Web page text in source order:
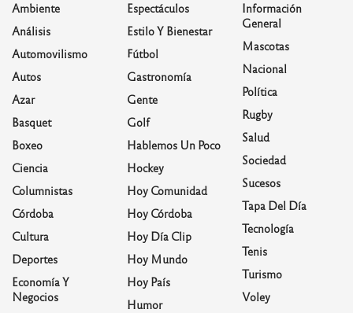
Ambiente
Análisis
Automovilismo
Autos
Azar
Basquet
Boxeo
Ciencia
Columnistas
Córdoba
Cultura
Deportes
Economía Y
Negocios
Espectáculos
Estilo Y Bienestar
Fútbol
Gastronomía
Gente
Golf
Hablemos Un Poco
Hockey
Hoy Comunidad
Hoy Córdoba
Hoy Día Clip
Hoy Mundo
Hoy País
Humor
Información
General
Mascotas
Nacional
Política
Rugby
Salud
Sociedad
Sucesos
Tapa Del Día
Tecnología
Tenis
Turismo
Voley